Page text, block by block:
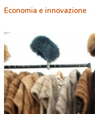
Economia e innovazione